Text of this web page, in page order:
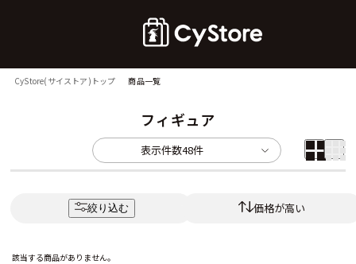
CyStore(サイストア)トップ 商品一覧
フィギュア
表示件数48件
絞り込む 価格が高い
該当する商品がありません。